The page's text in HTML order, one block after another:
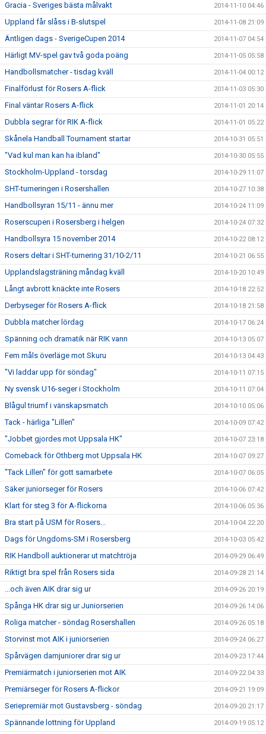
Gracia - Sveriges bästa målvakt 2014-11-10 04:46
Uppland får slåss i B-slutspel 2014-11-08 21:09
Äntligen dags - SverigeCupen 2014 2014-11-07 04:54
Härligt MV-spel gav två goda poäng 2014-11-05 05:58
Handbollsmatcher - tisdag kväll 2014-11-04 00:12
Finalförlust för Rosers A-flick 2014-11-03 05:30
Final väntar Rosers A-flick 2014-11-01 20:14
Dubbla segrar för RIK A-flick 2014-11-01 05:22
Skånela Handball Tournament startar 2014-10-31 05:51
"Vad kul man kan ha ibland" 2014-10-30 05:55
Stockholm-Uppland - torsdag 2014-10-29 11:07
SHT-turneringen i Rosershallen 2014-10-27 10:38
Handbollsyran 15/11 - ännu mer 2014-10-24 11:09
Roserscupen i Rosersberg i helgen 2014-10-24 07:32
Handbollsyra 15 november 2014 2014-10-22 08:12
Rosers deltar i SHT-turnering 31/10-2/11 2014-10-21 06:55
Upplandslagsträning måndag kväll 2014-10-20 10:49
Långt avbrott knäckte inte Rosers 2014-10-18 22:52
Derbyseger för Rosers A-flick 2014-10-18 21:58
Dubbla matcher lördag 2014-10-17 06:24
Spänning och dramatik när RIK vann 2014-10-13 05:07
Fem måls överläge mot Skuru 2014-10-13 04:43
"Vi laddar upp för söndag" 2014-10-11 07:15
Ny svensk U16-seger i Stockholm 2014-10-11 07:04
Blågul triumf i vänskapsmatch 2014-10-10 05:06
Tack - härliga "Lillen" 2014-10-09 07:42
"Jobbet gjordes mot Uppsala HK" 2014-10-07 23:18
Comeback för Othberg mot Uppsala HK 2014-10-07 09:27
"Tack Lillen" för gott samarbete 2014-10-07 06:05
Säker juniorseger för Rosers 2014-10-06 07:42
Klart för steg 3 för A-flickorna 2014-10-06 05:36
Bra start på USM för Rosers... 2014-10-04 22:20
Dags för Ungdoms-SM i Rosersberg 2014-10-03 05:42
RIK Handboll auktionerar ut matchtröja 2014-09-29 06:49
Riktigt bra spel från Rosers sida 2014-09-28 21:14
...och även AIK drar sig ur 2014-09-26 20:19
Spånga HK drar sig ur Juniorserien 2014-09-26 14:06
Roliga matcher - söndag Rosershallen 2014-09-26 05:18
Storvinst mot AIK i juniorserien 2014-09-24 06:27
Spårvägen damjuniorer drar sig ur 2014-09-23 17:44
Premiärmatch i juniorserien mot AIK 2014-09-22 04:33
Premiärseger för Rosers A-flickor 2014-09-21 19:09
Seriepremiär mot Gustavsberg - söndag 2014-09-20 21:17
Spännande lottning för Uppland 2014-09-19 05:12